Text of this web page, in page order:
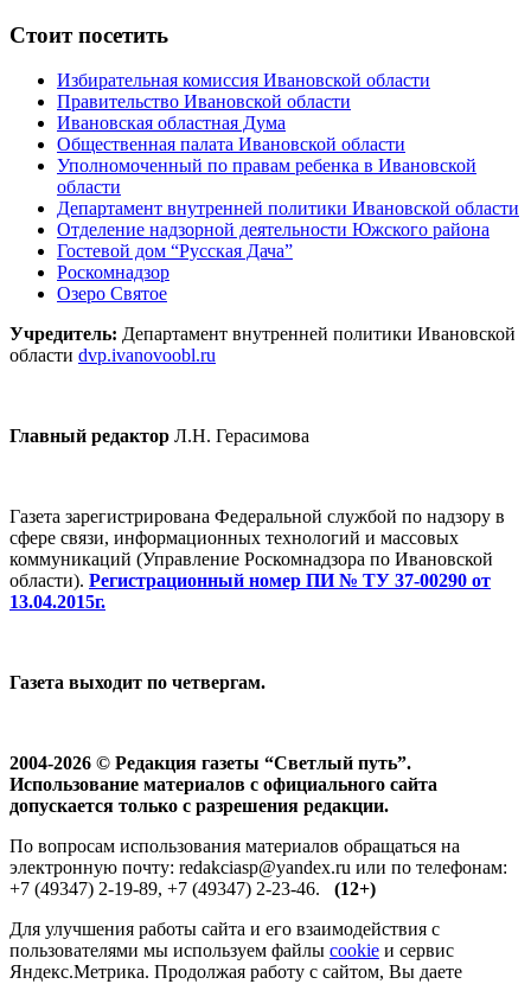
Стоит посетить
Избирательная комиссия Ивановской области
Правительство Ивановской области
Ивановская областная Дума
Общественная палата Ивановской области
Уполномоченный по правам ребенка в Ивановской
области
Департамент внутренней политики Ивановской области
Отделение надзорной деятельности Южского района
Гостевой дом “Русская Дача”
Роскомнадзор
Озеро Святое
Учредитель: Департамент внутренней политики Ивановской
области dvp.ivanovoobl.ru
Главный редактор Л.Н. Герасимова
Газета зарегистрирована Федеральной службой по надзору в
сфере связи, информационных технологий и массовых
коммуникаций (Управление Роскомнадзора по Ивановской
области). Регистрационный номер ПИ № ТУ 37-00290 от
13.04.2015г.
Газета выходит по четвергам.
2004-2026 © Редакция газеты “Светлый путь”.
Использование материалов с официального сайта
допускается только с разрешения редакции.
По вопросам использования материалов обращаться на
электронную почту: redakciasp@yandex.ru или по телефонам:
+7 (49347) 2-19-89, +7 (49347) 2-23-46. (12+)
Для улучшения работы сайта и его взаимодействия с
пользователями мы используем файлы cookie и сервис
Яндекс.Метрика. Продолжая работу с сайтом, Вы даете